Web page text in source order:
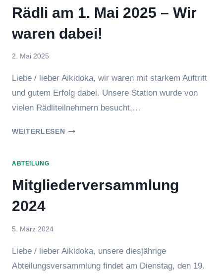
Rädli am 1. Mai 2025 – Wir
waren dabei!
Von
2. Mai 2025
Liebe / lieber Aikidoka, wir waren mit starkem Auftritt
und gutem Erfolg dabei. Unsere Station wurde von
vielen Rädliteilnehmern besucht,…
WEITERLESENRÄDLI
–
ABTEILUNG
Mitgliederversammlung
2024
Von
5. März 2024
Liebe / lieber Aikidoka, unsere diesjährige
Abteilungsversammlung findet am Dienstag, den 19.